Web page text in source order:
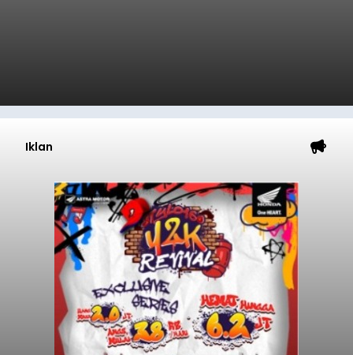
Iklan